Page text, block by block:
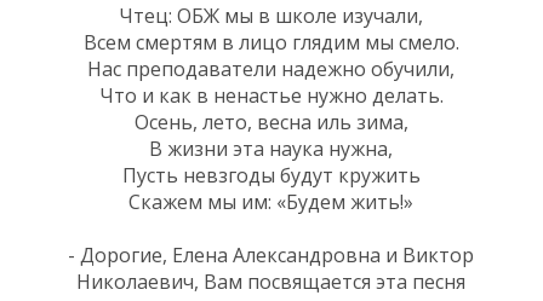
Чтец: ОБЖ мы в школе изучали,
Всем смертям в лицо глядим мы смело.
Нас преподаватели надежно обучили,
Что и как в ненастье нужно делать.
Осень, лето, весна иль зима,
В жизни эта наука нужна,
Пусть невзгоды будут кружить
Скажем мы им: «Будем жить!»
- Дорогие, Елена Александровна и Виктор
Николаевич, Вам посвящается эта песня